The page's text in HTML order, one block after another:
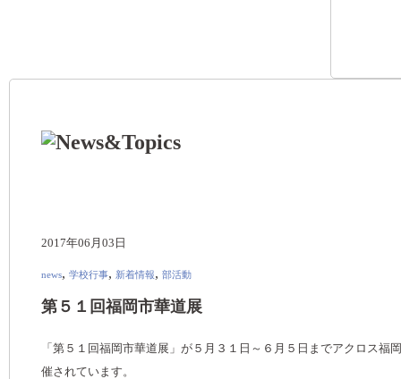
2017年06月03日
news, 学校行事, 新着情報, 部活動
第５１回福岡市華道展
「第５１回福岡市華道展」が５月３１日～６月５日までアクロス福
催されています。